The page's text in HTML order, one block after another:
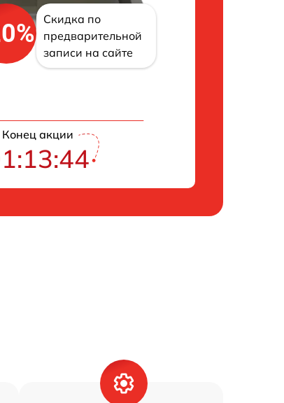
Скидка по
предварительной
записи на сайте
Конец акции